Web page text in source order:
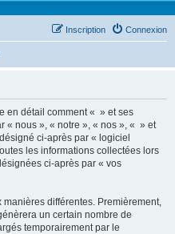
Connexion
Inscription
en détail comment « » et ses
« nous », « notre », « nos », « » et
ci-après par « logiciel
les informations collectées lors
ci-après par « vos
différentes. Premièrement,
un certain nombre de
temporairement par le